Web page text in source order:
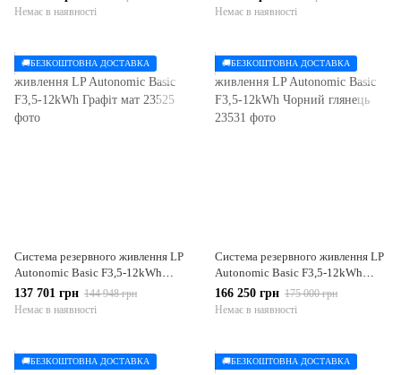
Немає в наявності
Немає в наявності
🚚БЕЗКОШТОВНА ДОСТАВКА
Система резервного живлення LP
Autonomic Basic F3,5-12kWh
Графіт мат
137 701 грн 144 948 грн
Немає в наявності
🚚БЕЗКОШТОВНА ДОСТАВКА
Система резервного живлення LP
Autonomic Basic F3,5-12kWh
Чорний глянець
166 250 грн 175 000 грн
Немає в наявності
🚚БЕЗКОШТОВНА ДОСТАВКА 🚚БЕЗКОШТОВНА ДОСТАВКА